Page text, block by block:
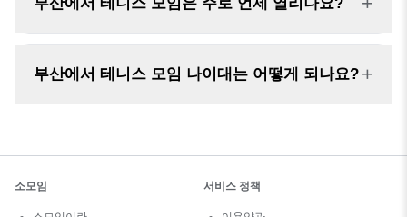
부산에서 테니스 모임 나이대는 어떻게 되나요? +
소모임 서비스 정책